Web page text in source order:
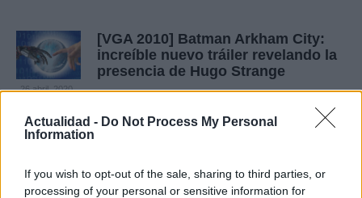
Actualidad - Do Not Process My Personal
Information
If you wish to opt-out of the sale, sharing to third parties, or
processing of your personal or sensitive information for
[VGA 2010] Batman Arkham City:
increíble nuevo tráiler revelando la
presencia de Hugo Strange
26 abril, 2020
DC Universe Online: ¡ya llegan los